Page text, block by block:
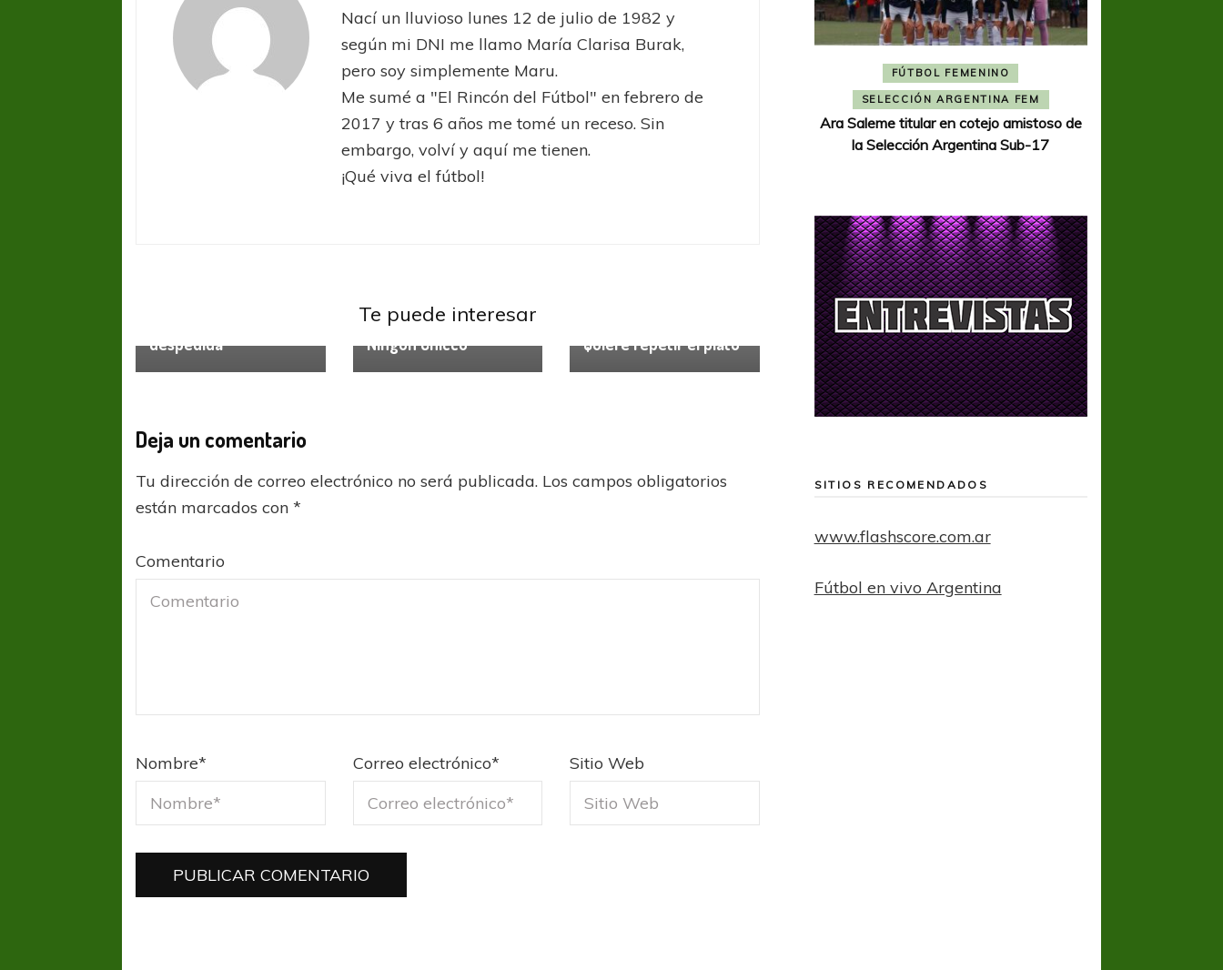
Nací un lluvioso lunes 12 de julio de 1982 y
según mi DNI me llamo María Clarisa Burak,
pero soy simplemente Maru.
Me sumé a "El Rincón del Fútbol" en febrero de
2017 y tras 6 años me tomé un receso. Sin
embargo, volví y aquí me tienen.
¡Qué viva el fútbol!
Te puede interesar
despedida
LP Liga Profesional
Ningún Chicco Quiere repetir el plato
Deja un comentario
Tu dirección de correo electrónico no será publicada. Los campos obligatorios
están marcados con*
Comentario
Nombre* Correo electrónico* Sitio Web
FÚTBOL FEMENINO FÚTBOL FEMENINO
LIGA DE LA COSTA
Las campeonas festejaron ante su gente
OTRAS LIGAS FEM
Tiro se quedó con la primera semifinal
FÚTBOL FEMENINO
SELECCIÓN ARGENTINA FEM
Ara Saleme titular en cotejo amistoso de
la Selección Argentina Sub-17
SITIOS RECOMENDADOS
www.flashscore.com.ar
Fútbol en vivo Argentina